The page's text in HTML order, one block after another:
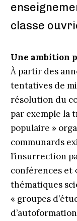
classe
Une ambition
À partir des
tentatives de
résolution du
par exemple la
populaire »
communards
l’insurrection
conférences et
thématiques
« groupes